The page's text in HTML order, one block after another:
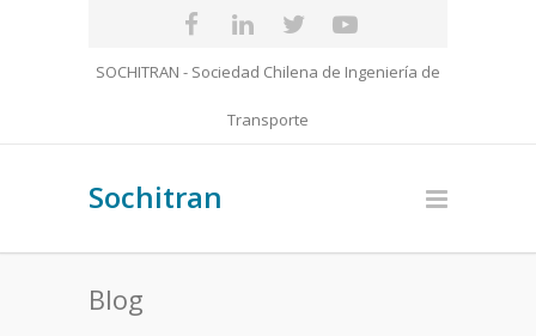
SOCHITRAN - Sociedad Chilena de Ingeniería de
Transporte
Sochitran
Blog